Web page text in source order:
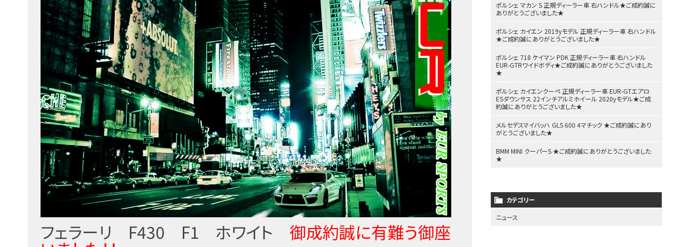
フェラーリ F430 F1 ホワイト 御成約誠に有難う御座
ポルシェ マカン S 正規ディーラー車 右ハンドル★ご成約誠に
ありがとうございました★
ポルシェ カイエン 2019yモデル 正規ディーラー車 右ハンドル
★ご成約誠にありがとうございました★
ポルシェ 718 ケイマン PDK 正規ディーラー車 右ハンドル
EUR-GTRワイドボディ★ご成約誠にありがとうございました
★
ポルシェ カイエンクーペ 正規ディーラー車 EUR-GTエアロ
ESダウンサス 22インチアルミホイール 2020yモデル★ご成
約誠にありがとうございました★
メルセデスマイバッハ GLS 600 4マチック ★ご成約誠にあり
がとうございました★
BMM MINI クーパーS ★ご成約誠にありがとうございました
★
カテゴリー
ニュース